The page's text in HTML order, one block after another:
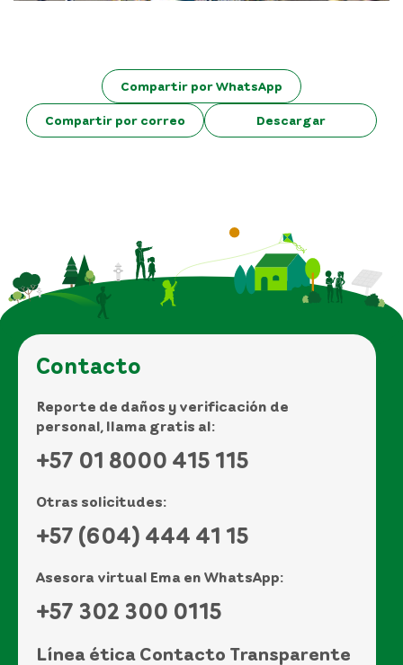
Compartir por WhatsApp
Compartir por correo Descargar
Contacto
Reporte de daños y verificación de
personal, llama gratis al:
+57 01 8000 415 115
Otras solicitudes:
+57 (604) 444 41 15
Asesora virtual Ema en WhatsApp:
+57 302 300 0115
Línea ética Contacto Transparente